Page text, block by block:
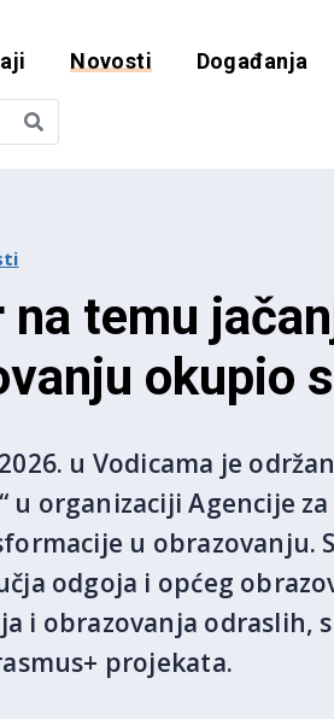
i
Novosti Događanja
na temu
okupio
u Vodicama je
u organizaciji Agencije
u obrazovanju.
odgoja i općeg
i obrazovanja odraslih,
projekata.